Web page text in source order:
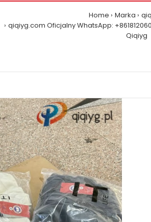
Home Marka
qiqiyg.com Oficjalny WhatsApp:
Qiqiyg